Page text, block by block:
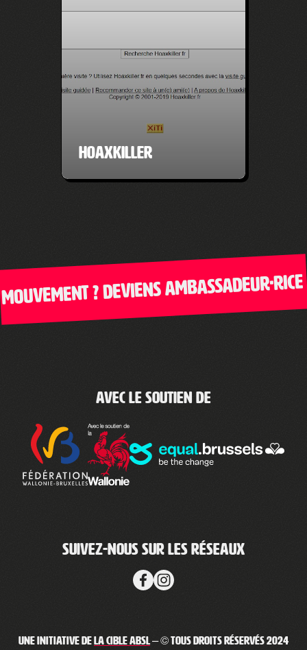
Hoaxkiller
? Deviens ambassadeur·rice
Avec le soutien de
Suivez-nous sur les réseaux
Une initiative deLa Cible ABSL– © Tous droits réservés 2024